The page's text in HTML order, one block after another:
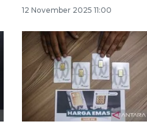
12 November 2025 11:00